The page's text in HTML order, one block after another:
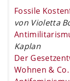
Fossile
von Violetta
Kaplan
Der
Wohnen &